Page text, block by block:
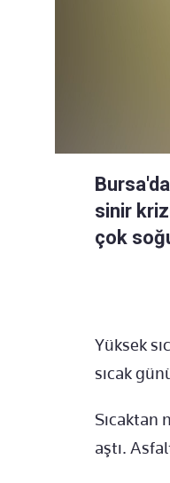
sinir
çok
Yüksek
sıcak
Sıcaktan
aştı.